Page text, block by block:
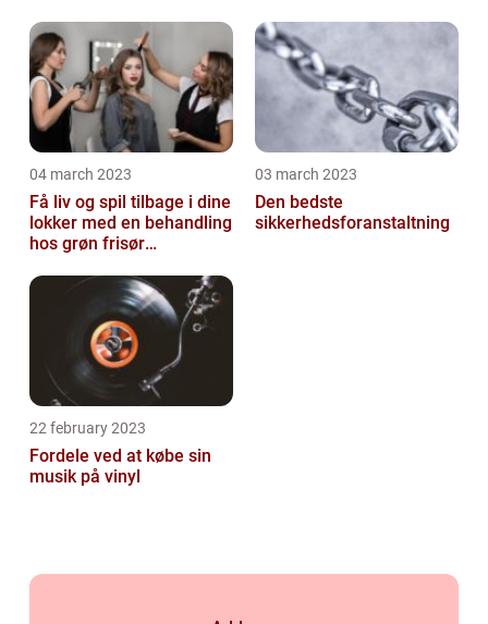
04 march 2023
Få liv og spil tilbage i dine
lokker med en behandling
hos grøn frisør
03 march 2023
Den bedste
sikkerhedsforanstaltning
22 february 2023
Fordele ved at købe sin
musik på vinyl